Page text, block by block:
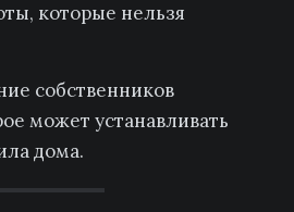
которые нельзя
собственников
может устанавливать
дома.